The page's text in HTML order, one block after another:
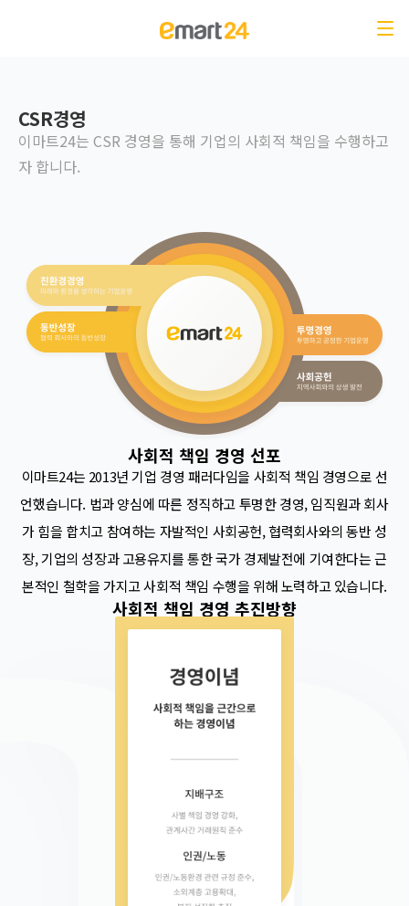
CSR경영
이마트24는 CSR 경영을 통해 기업의 사회적 책임을 수행하고
자 합니다.
사회적 책임 경영 선포
이마트24는 2013년 기업 경영 패러다임을 사회적 책임 경영으로 선
언했습니다. 법과 양심에 따른 정직하고 투명한 경영, 임직원과 회사
가 힘을 합치고 참여하는 자발적인 사회공헌, 협력회사와의 동반 성
장, 기업의 성장과 고용유지를 통한 국가 경제발전에 기여한다는 근
본적인 철학을 가지고 사회적 책임 수행을 위해 노력하고 있습니다.
사회적 책임 경영 추진방향